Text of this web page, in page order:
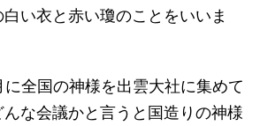
い衣と赤い瓊のことをいいま
全国の神様を出雲大社に集めて
な会議かと言うと国造りの神様